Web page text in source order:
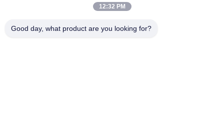
Expédiez-nous
12:32 PM
Good day, what product are you looking for?